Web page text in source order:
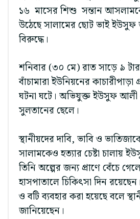
১৬ মাসের শিশু সন্তান
উঠেছে সালামের ছোট ভাই
বিরুদ্ধে।
শনিবার (৩০ মে) রাত সাড়ে ৯
বাঁচামারা ইউনিয়নের কাচারীপাড়া
ঘটনা ঘটে। অভিযুক্ত ইউসুফ আলী
সুলতানের ছেলে।
স্থানীয়দের দাবি, ভাবি ও
সালামকেও হত্যার চেষ্টা চালায়
তিনি অল্পের জন্য প্রাণে বেঁচে
হাসপাতালে চিকিৎসা দিন
ও বটি ব্যবহার করা হয়েছে বলে
জানিয়েছেন।